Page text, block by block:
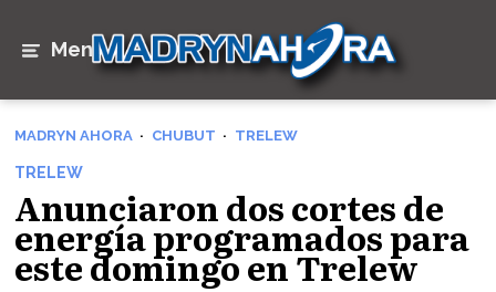
Menú
MADRYN AHORA CHUBUT TRELEW
TRELEW
Anunciaron dos cortes de
energía programados para
este domingo en Trelew